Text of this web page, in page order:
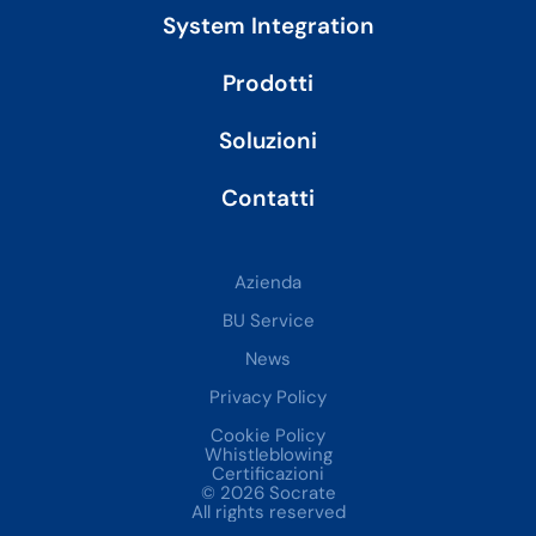
System Integration
Prodotti
Soluzioni
Contatti
Azienda
BU Service
News
Privacy Policy
Cookie Policy
Whistleblowing
Certificazioni
© 2026 Socrate
All rights reserved